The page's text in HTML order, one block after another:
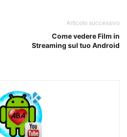
Articolo successivo
Come vedere Film in
Streaming sul tuo Android